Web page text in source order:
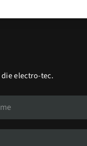
electro-tec.